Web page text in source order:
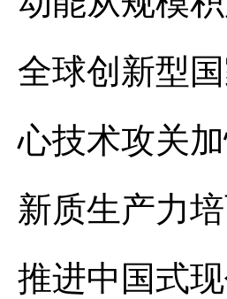
全球创新型
心技术攻关
新质生产力
推进中国式